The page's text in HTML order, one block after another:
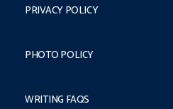
PRIVACY POLICY
PHOTO POLICY
WRITING FAQS